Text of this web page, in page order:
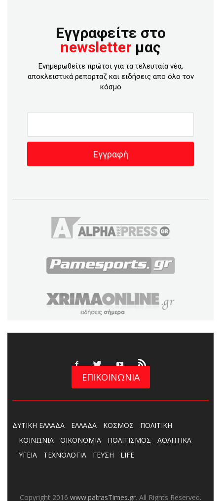
Εγγραφείτε στο
newsletter μας
Ενημερωθείτε πρώτοι για τα τελευταία νέα,
αποκλειστικά ρεπορταζ και ειδήσεις απο όλο τον
κόσμο
ΕΠΙΚΟΙΝΩΝΙΑ
ΔΥΤΙΚΗ ΕΛΛΑΔΑ ΕΛΛΑΔΑ ΚΟΣΜΟΣ
ΠΟΛΙΤΙΚΗ
ΚΟΙΝΩΝΙΑ
ΟΙΚΟΝΟΜΙΑ ΠΟΛΙΤΙΣΜΟΣ
ΑΘΛΗΤΙΚΑ
ΥΓΕΙΑ
ΤΕΧΝΟΛΟΓΙΑ ΓΕΥΣΗ LIFE
Copyright 2016 www.patrasTimes.gr. All Rights Reserved.